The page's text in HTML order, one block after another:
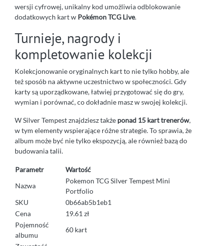
wersji cyfrowej, unikalny kod umożliwia odblokowanie
dodatkowych kart w Pokémon TCG Live.
Turnieje, nagrody i
kompletowanie kolekcji
Kolekcjonowanie oryginalnych kart to nie tylko hobby, ale
też sposób na aktywne uczestnictwo w społeczności. Gdy
karty są uporządkowane, łatwiej przygotować się do gry,
wymian i porównać, co dokładnie masz w swojej kolekcji.
W Silver Tempest znajdziesz także ponad 15 kart trenerów,
w tym elementy wspierające różne strategie. To sprawia, że
album może być nie tylko ekspozycją, ale również bazą do
budowania talii.
Parametr
Wartość
Nazwa
Pokemon TCG Silver Tempest Mini
Portfolio
SKU
0b66ab5b1eb1
Cena
19.61 zł
Pojemność
albumu
60 kart